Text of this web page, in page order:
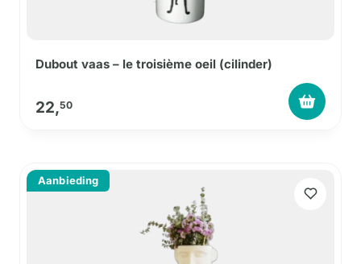
Dubout vaas – le troisième oeil (cilinder)
22,50
Aanbieding